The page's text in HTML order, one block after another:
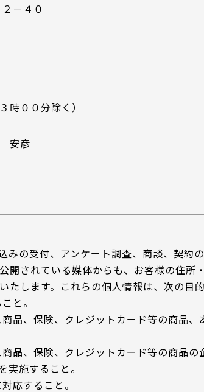
－４０
時００分除く）
安彦
みの受付、アンケート調査、商談、契約
開されている媒体からも、お客様の住所
たします。これらの個人情報は、次の目
と。
品、保険、クレジットカード等の商品
品、保険、クレジットカード等の商品
実施すること。
応すること。